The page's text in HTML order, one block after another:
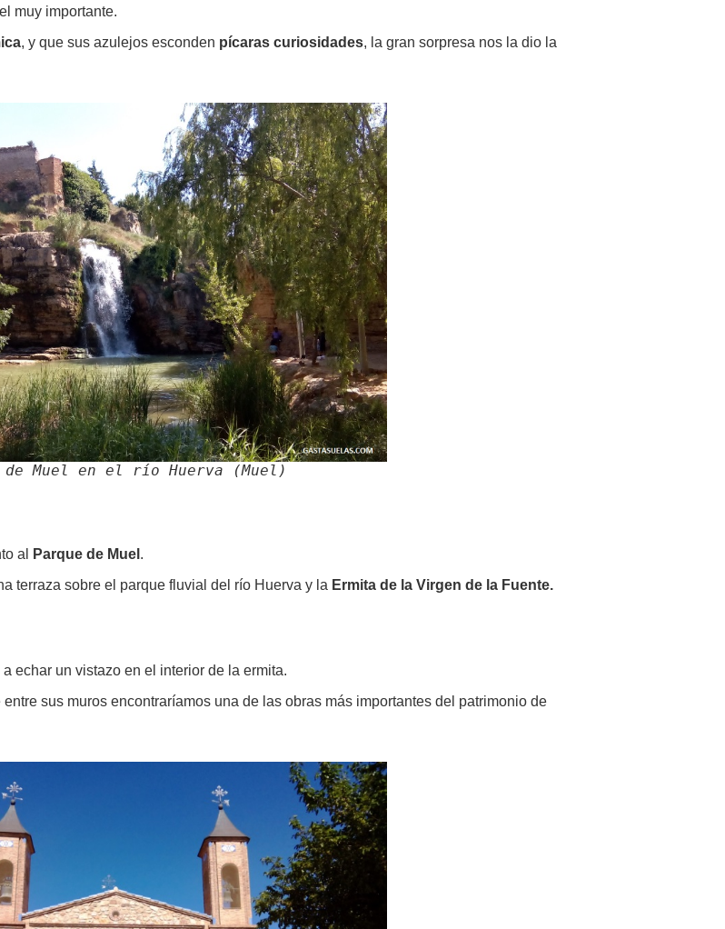
muy importante.
, y que sus azulejos esconden pícaras curiosidades, la gran sorpresa nos la dio la
de Muel en el río Huerva (Muel)
al Parque de Muel .
terraza sobre el parque fluvial del río Huerva y la Ermita de la Virgen de la Fuente.
echar un vistazo en el interior de la ermita.
sus muros encontraríamos una de las obras más importantes del patrimonio de